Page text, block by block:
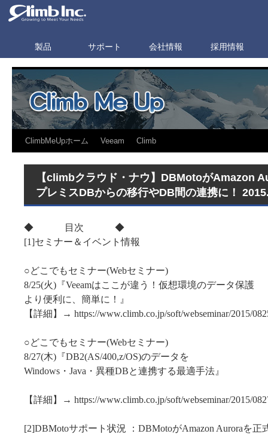
製品 サポート 会社情報 採用情報
ClimbMeUpホーム Veeam Climb
【climbクラウド・ナウ】DBMotoがAmazon
プレミスDBからの移行やDB間の連携に！
◆ 目次 ◆
[1]セミナー＆イベント情報
○どこでもセミナー(Webセミナー)
8/25(火)『Veeamはここが違う！仮想環境のデータ保護
より便利に、簡単に！』
【詳細】→ https://www.climb.co.jp/soft/webseminar/2015/
○どこでもセミナー(Webセミナー)
8/27(木)『DB2(AS/400,z/OS)のデータを
Windows・Java・異種DBと連携する最適手法』
【詳細】→ https://www.climb.co.jp/soft/webseminar/2015/
[2]DBMotoサポート状況 ：DBMotoがAmazon Auroraを正